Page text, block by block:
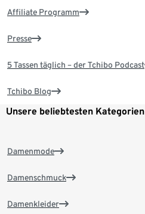
Affiliate Programm
Presse
5 Tassen täglich – der Tchibo Podcast
Tchibo Blog
Unsere beliebtesten Kategorien
Damenmode
Damenschmuck
Damenkleider